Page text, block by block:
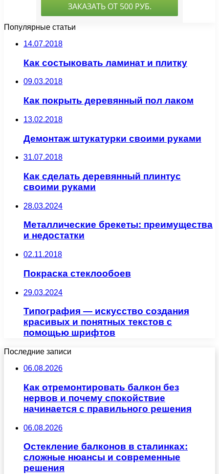
Популярные статьи
14.07.2018
Как состыковать ламинат и плитку
09.03.2018
Как покрыть деревянный пол лаком
13.02.2018
Демонтаж штукатурки своими руками
31.07.2018
Как сделать деревянный плинтус
своими руками
28.03.2024
Металлические брекеты: преимущества
и недостатки
02.11.2018
Покраска стеклообоев
29.03.2024
Типография — искусство создания
красивых и понятных текстов с
помощью шрифтов
Последние записи
06.08.2026
Как отремонтировать балкон без
нервов и почему спокойствие
начинается с правильного решения
06.08.2026
Остекление балконов в сталинках:
сложные нюансы и современные
решения